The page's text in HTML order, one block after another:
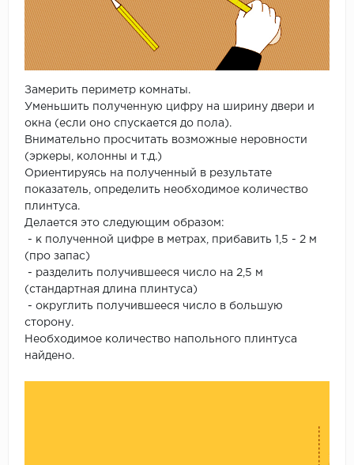
Замерить периметр комнаты.
Уменьшить полученную цифру на ширину двери и
окна (если оно спускается до пола).
Внимательно просчитать возможные неровности
(эркеры, колонны и т.д.)
Ориентируясь на полученный в результате
показатель, определить необходимое количество
плинтуса.
Делается это следующим образом:
- к полученной цифре в метрах, прибавить 1,5 - 2 м
(про запас)
- разделить получившееся число на 2,5 м
(стандартная длина плинтуса)
- округлить получившееся число в большую
сторону.
Необходимое количество напольного плинтуса
найдено.